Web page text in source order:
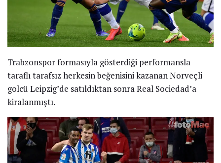
Trabzonspor formasıyla gösterdiği performansla
taraflı tarafsız herkesin beğenisini kazanan Norveçli
golcü Leipzig’de satıldıktan sonra Real Sociedad’a
kiralanmıştı.